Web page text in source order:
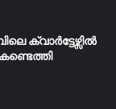
ക്വാർട്ടേഴ്സിൽ